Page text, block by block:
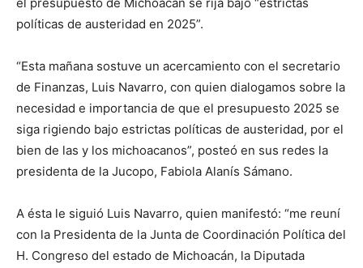
políticas de austeridad en 2025”.
“Esta mañana sostuve un acercamiento con el secretario
de Finanzas, Luis Navarro, con quien dialogamos sobre la
necesidad e importancia de que el presupuesto 2025 se
siga rigiendo bajo estrictas políticas de austeridad, por el
bien de las y los michoacanos”, posteó en sus redes la
presidenta de la Jucopo, Fabiola Alanís Sámano.
A ésta le siguió Luis Navarro, quien manifestó: “me reuní
con la Presidenta de la Junta de Coordinación Política del
H. Congreso del estado de Michoacán, la Diputada